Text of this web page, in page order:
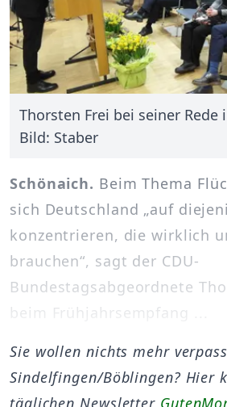
Thorsten Frei bei seiner Rede
Bild: Staber
Schönaich. Beim Thema
sich Deutschland „auf
konzentrieren, die wirklich
brauchen“, sagt der CDU-
Bundestagsabgeordnete
beim Frühjahrsempfang ...
Sie wollen nichts mehr
Sindelfingen/Böblingen? Hier
täglichen Newsletter